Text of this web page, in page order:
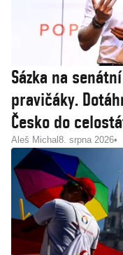
Sázka na
pravičáky.
Česko do
Aleš Michal 8. srpna 2026